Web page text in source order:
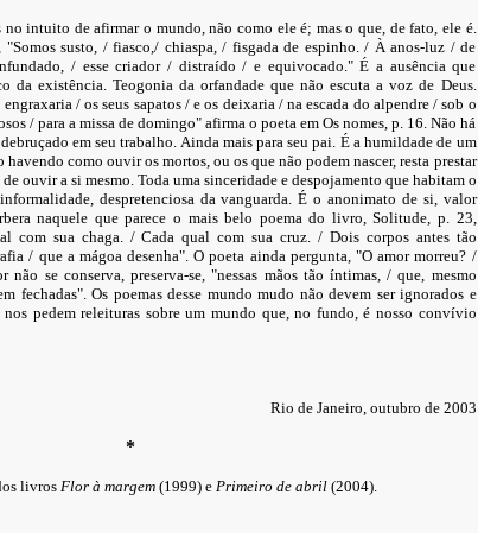
no intuito de afirmar o mundo, não como ele é; mas o que, de fato, ele é.
susto, / fiasco,/ chiaspa, / fisgada de espinho. / À anos-luz / de
/ esse criador / distraído / e equivocado." É a ausência que
da existência. Teogonia da orfandade que não escuta a voz de Deus.
/ os seus sapatos / e os deixaria / na escada do alpendre / sob o
/ para a missa de domingo" afirma o poeta em Os nomes, p. 16. Não há
em seu trabalho. Ainda mais para seu pai. É a humildade de um
como ouvir os mortos, ou os que não podem nascer, resta prestar
ouvir a si mesmo. Toda uma sinceridade e despojamento que habitam o
despretenciosa da vanguarda. É o anonimato de si, valor
naquele que parece o mais belo poema do livro, Solitude, p. 23,
com sua chaga. / Cada qual com sua cruz. / Dois corpos antes tão
/ que a mágoa desenha". O poeta ainda pergunta, "O amor morreu? /
não se conserva, preserva-se, "nessas mãos tão íntimas, / que, mesmo
fechadas". Os poemas desse mundo mudo não devem ser ignorados e
nos pedem releituras sobre um mundo que, no fundo, é nosso convívio
Rio de Janeiro, outubro de 2003
*
livros Flor à margem(1999) e Primeiro de abril(2004).